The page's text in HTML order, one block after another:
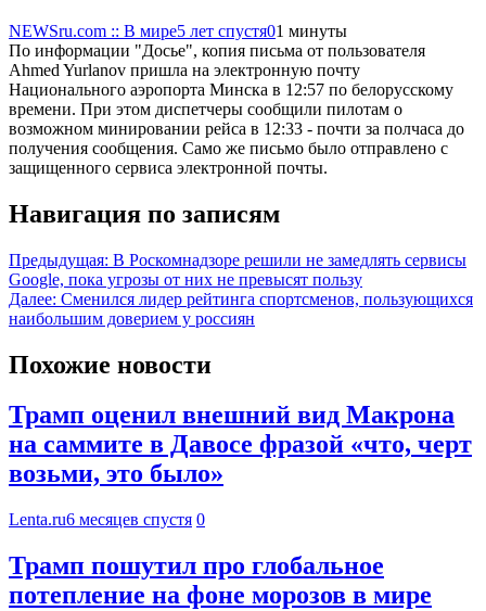
NEWSru.com :: В мире5 лет спустя01 минуты
По информации "Досье", копия письма от пользователя
Ahmed Yurlanov пришла на электронную почту
Национального аэропорта Минска в 12:57 по белорусскому
времени. При этом диспетчеры сообщили пилотам о
возможном минировании рейса в 12:33 - почти за полчаса до
получения сообщения. Само же письмо было отправлено с
защищенного сервиса электронной почты.
Навигация по записям
Предыдущая: В Роскомнадзоре решили не замедлять сервисы
Google, пока угрозы от них не превысят пользу
Далее: Сменился лидер рейтинга спортсменов, пользующихся
наибольшим доверием у россиян
Похожие новости
Трамп оценил внешний вид Макрона
на саммите в Давосе фразой «что, черт
возьми, это было»
Lenta.ru6 месяцев спустя 0
Трамп пошутил про глобальное
потепление на фоне морозов в мире